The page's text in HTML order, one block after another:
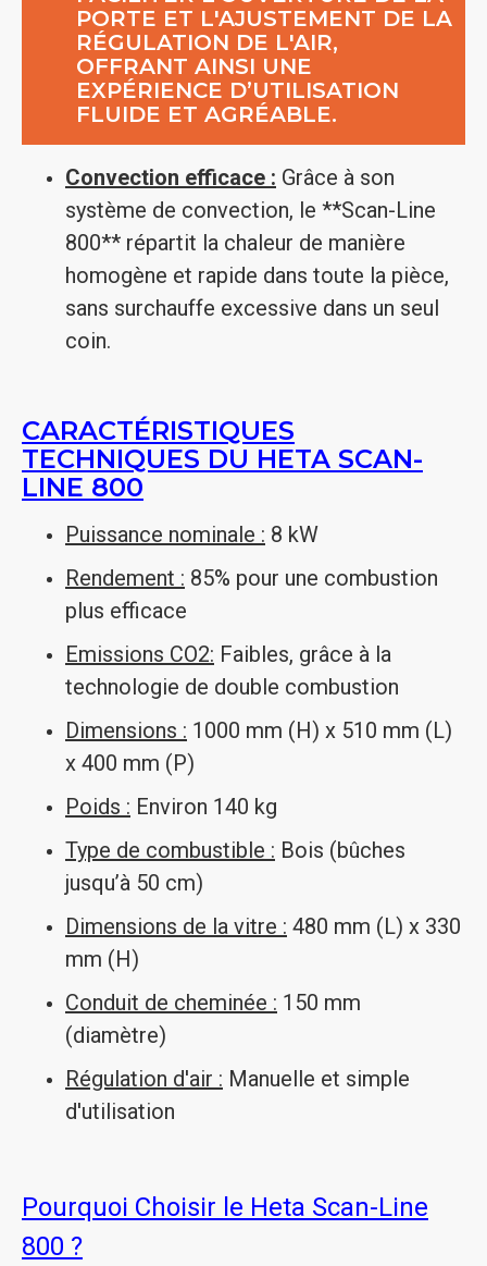
PORTE ET L'AJUSTEMENT DE LA
RÉGULATION DE L'AIR,
OFFRANT AINSI UNE
EXPÉRIENCE D’UTILISATION
FLUIDE ET AGRÉABLE.
Convection efficace : Grâce à son
système de convection, le **Scan-Line
800** répartit la chaleur de manière
homogène et rapide dans toute la pièce,
sans surchauffe excessive dans un seul
coin.
CARACTÉRISTIQUES
TECHNIQUES DU HETA SCAN-
LINE 800
Puissance nominale : 8 kW
Rendement : 85% pour une combustion
plus efficace
Emissions CO2: Faibles, grâce à la
technologie de double combustion
Dimensions : 1000 mm (H) x 510 mm (L)
x 400 mm (P)
Poids : Environ 140 kg
Type de combustible : Bois (bûches
jusqu’à 50 cm)
Dimensions de la vitre : 480 mm (L) x 330
mm (H)
Conduit de cheminée : 150 mm
(diamètre)
Régulation d'air : Manuelle et simple
d'utilisation
Pourquoi Choisir le Heta Scan-Line
800 ?